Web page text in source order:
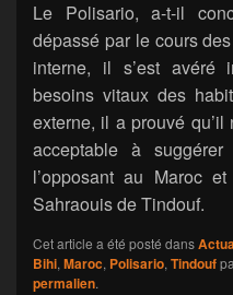
Le Polisario, a-t-il
dépassé par le cours
interne, il s’est avéré
besoins vitaux des
externe, il a prouvé
acceptable à
l’opposant au Maroc
Sahraouis de Tindouf.
Cet article a été posté dans
Bihi,Maroc, Polisario,Tindouf
permalien.